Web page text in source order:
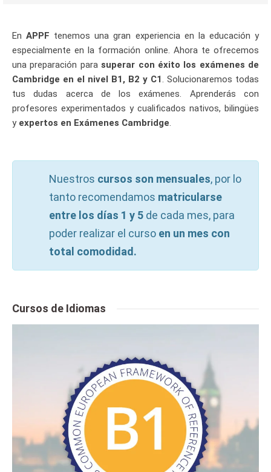
EnAPPF tenemos una gran experiencia en la educación y
especialmente en la formación online. Ahora te ofrecemos
una preparación parasuperar con éxito los exámenes de
Cambridge en el nivel B1, B2 y C1. Solucionaremos todas
tus dudas acerca de los exámenes. Aprenderás con
profesores experimentados y cualificados nativos, bilingües
y expertos en Exámenes Cambridge.
Nuestros cursos son mensuales, por lo
tanto recomendamos matricularse
entre los días 1 y 5 de cada mes, para
poder realizar el curso en un mes con
total comodidad.
Cursos de Idiomas